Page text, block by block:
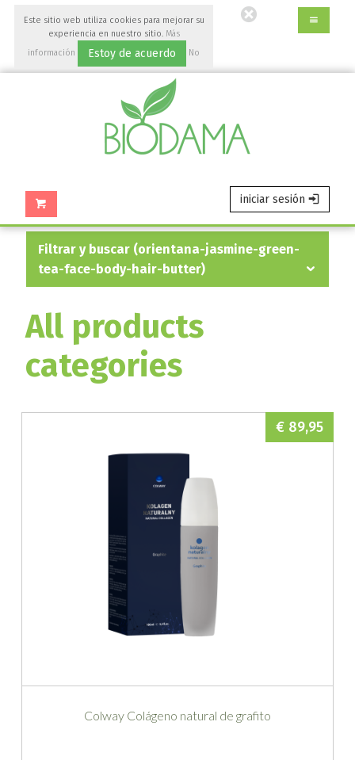
contenido
principal
Este sitio web utiliza cookies para mejorar su
experiencia en nuestro sitio. Más
información
Estoy de acuerdo
No
aceptar
iniciar sesión
filtrar y buscar (orientana-jasmine-green-
tea-face-body-hair-butter)
All products
categories
Colway Colágeno natural de grafito
€ 89,95